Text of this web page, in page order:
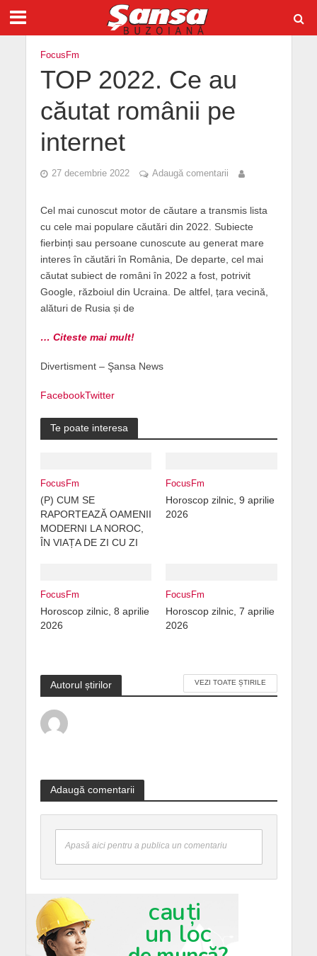
FocusFm
TOP 2022. Ce au
căutat românii pe
internet
27 decembrie 2022 Adaugă comentarii
Cel mai cunoscut motor de căutare a transmis lista
cu cele mai populare căutări din 2022. Subiecte
fierbinți sau persoane cunoscute au generat mare
interes în căutări în România, De departe, cel mai
căutat subiect de români în 2022 a fost, potrivit
Google, războiul din Ucraina. De altfel, țara vecină,
alături de Rusia și de
… Citeste mai mult!
Divertisment – Şansa News
FacebookTwitter
Te poate interesa
FocusFm
(P) CUM SE
RAPORTEAZĂ OAMENII
MODERNI LA NOROC,
ÎN VIAȚA DE ZI CU ZI
FocusFm
Horoscop zilnic, 9 aprilie
2026
FocusFm
Horoscop zilnic, 8 aprilie
2026
FocusFm
Horoscop zilnic, 7 aprilie
2026
Autorul știrilor VEZI TOATE ȘTIRILE
Adaugă comentarii
Apasă aici pentru a publica un comentariu